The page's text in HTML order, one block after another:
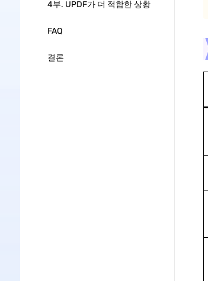
4부. UPDF가 더 적합한 상황
FAQ
결론